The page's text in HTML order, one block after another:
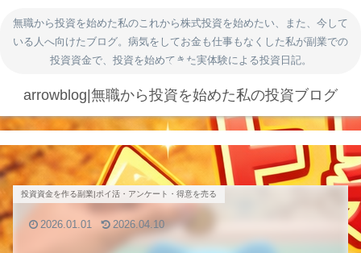
無職から投資を始めた私のこれから株式投資を始めたい、また、今して
いる人へ向けたブログ。病気をしてお金も仕事もなくした私が副業での
投資資金で、投資を始めてきた実体験による投資日記。
arrowblog|無職から投資を始めた私の投資ブログ
投資資金を作る副業|ポイ活・アンケート・得意を売る
2026.01.01 2026.04.10